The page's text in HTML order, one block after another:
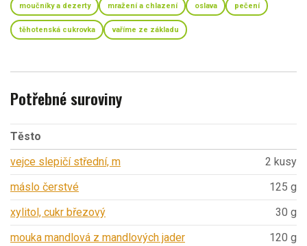
moučníky a dezerty mražení a chlazení oslava pečení
těhotenská cukrovka vaříme ze základu
Potřebné suroviny
Těsto
vejce slepičí střední, m
2 kusy
máslo čerstvé
125 g
xylitol, cukr březový
30 g
mouka mandlová z mandlových jader
120 g